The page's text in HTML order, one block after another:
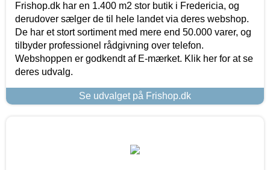
Frishop.dk har en 1.400 m2 stor butik i Fredericia, og
derudover sælger de til hele landet via deres webshop.
De har et stort sortiment med mere end 50.000 varer, og
tilbyder professionel rådgivning over telefon.
Webshoppen er godkendt af E-mærket. Klik her for at se
deres udvalg.
Se udvalget på Frishop.dk